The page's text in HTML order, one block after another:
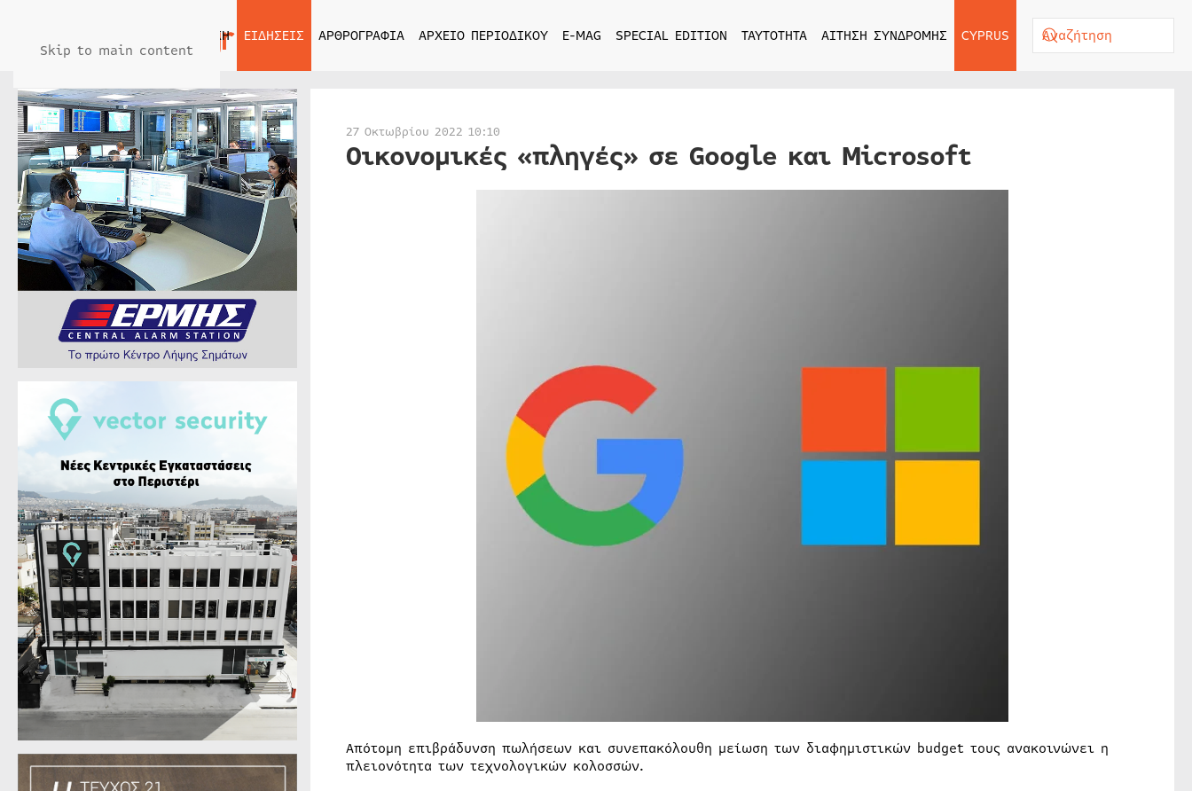
Skip to main content
ΑΡΧΙΚΗ ΕΙΔΗΣΕΙΣ ΑΡΘΡΟΓΡΑΦΙΑ ΑΡΧΕΙΟ ΠΕΡΙΟΔΙΚΟΥ E-MAG SPECIAL EDITION ΤΑΥΤΟΤΗΤΑ ΑΙΤΗΣΗ ΣΥΝΔΡΟΜΗΣ CYPRUS
27 Οκτωβρίου 2022 10:10
Οικονομικές «πληγές» σε Google και Microsoft
Απότομη επιβράδυνση πωλήσεων και συνεπακόλουθη μείωση των διαφημιστικών budget τους ανακοινώνει η
πλειονότητα των τεχνολογικών κολοσσών.